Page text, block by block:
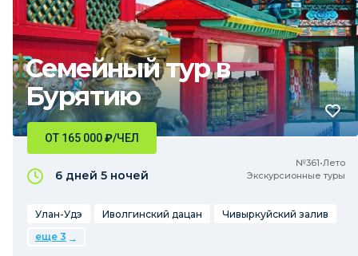
Семейный тур в
Бурятию
№361•Лето
Экскурсионные туры
ОТ 165 000₽/ЧЕЛ
6 дней 5 ночей
Улан-Удэ Иволгинский дацан
Чивыркуйский залив
еще 3